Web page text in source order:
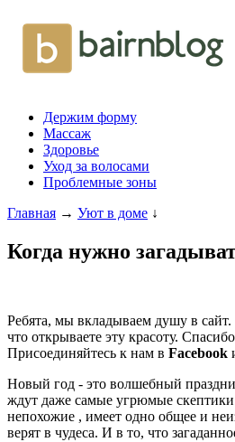
Держим форму
Массаж
Здоровье
Уход за волосами
Проблемные зоны
Главная → Уют в доме ↓
Когда нужно
Ребята, мы вкладываем душу в сайт.
что открываете эту красоту.
Присоединяйтесь к нам в Facebook
Новый год - это волшебный
ждут даже самые угрюмые
непохожие , имеет одно общее и
верят в чудеса. И в то, что